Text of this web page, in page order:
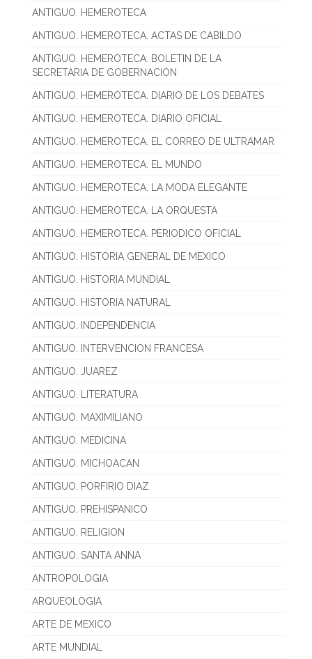
ANTIGUO. HEMEROTECA
ANTIGUO. HEMEROTECA. ACTAS DE CABILDO
ANTIGUO. HEMEROTECA. BOLETIN DE LA
SECRETARIA DE GOBERNACION
ANTIGUO. HEMEROTECA. DIARIO DE LOS DEBATES
ANTIGUO. HEMEROTECA. DIARIO OFICIAL
ANTIGUO. HEMEROTECA. EL CORREO DE ULTRAMAR
ANTIGUO. HEMEROTECA. EL MUNDO
ANTIGUO. HEMEROTECA. LA MODA ELEGANTE
ANTIGUO. HEMEROTECA. LA ORQUESTA
ANTIGUO. HEMEROTECA. PERIODICO OFICIAL
ANTIGUO. HISTORIA GENERAL DE MEXICO
ANTIGUO. HISTORIA MUNDIAL
ANTIGUO. HISTORIA NATURAL
ANTIGUO. INDEPENDENCIA
ANTIGUO. INTERVENCION FRANCESA
ANTIGUO. JUAREZ
ANTIGUO. LITERATURA
ANTIGUO. MAXIMILIANO
ANTIGUO. MEDICINA
ANTIGUO. MICHOACAN
ANTIGUO. PORFIRIO DIAZ
ANTIGUO. PREHISPANICO
ANTIGUO. RELIGION
ANTIGUO. SANTA ANNA
ANTROPOLOGIA
ARQUEOLOGIA
ARTE DE MEXICO
ARTE MUNDIAL